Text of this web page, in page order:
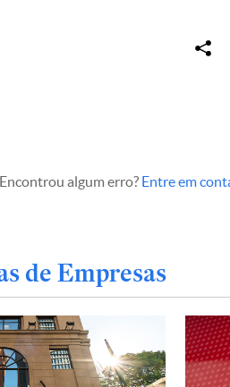
Encontrou algum erro? Entre em
de Empresas